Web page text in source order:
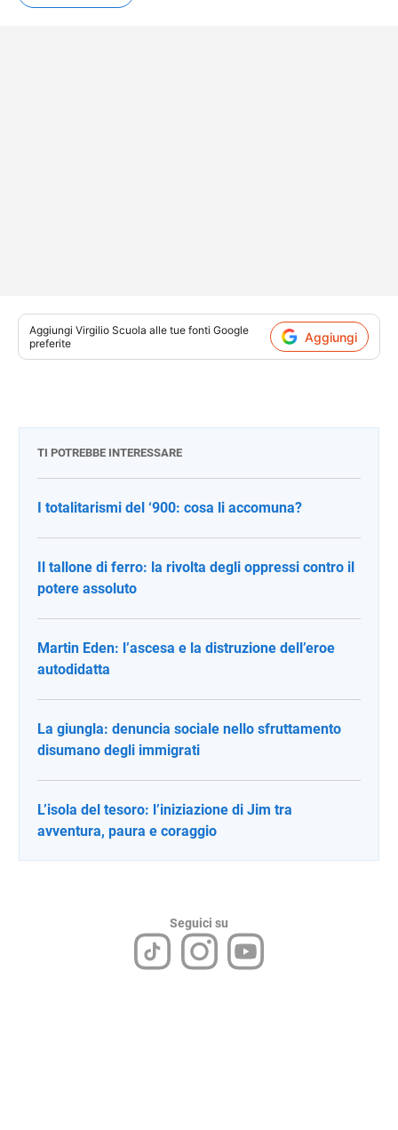
Aggiungi Virgilio Scuola alle tue fonti Google
preferite
Aggiungi
TI POTREBBE INTERESSARE
I totalitarismi del ‘900: cosa li accomuna?
Il tallone di ferro: la rivolta degli oppressi contro il
potere assoluto
Martin Eden: l’ascesa e la distruzione dell’eroe
autodidatta
La giungla: denuncia sociale nello sfruttamento
disumano degli immigrati
L’isola del tesoro: l’iniziazione di Jim tra
avventura, paura e coraggio
Seguici su